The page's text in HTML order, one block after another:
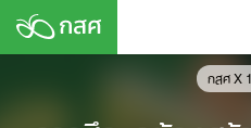
Skip
กสศ X